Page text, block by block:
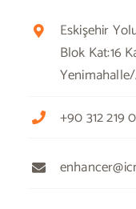
Eskişehir
Blok Kat:16
+90 312 219